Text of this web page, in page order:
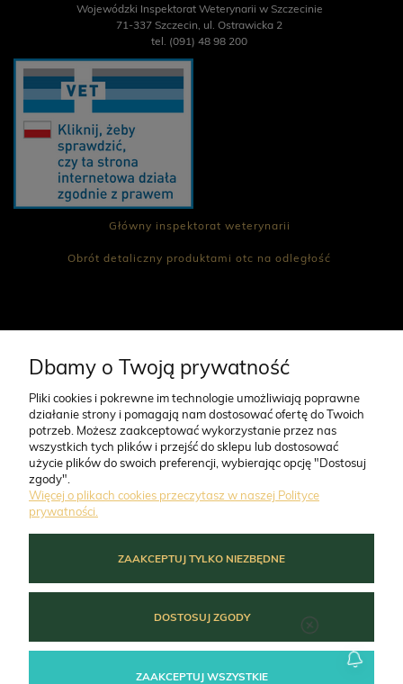
Wojewódzki Inspektorat Weterynarii w Szczecinie
71-337 Szczecin, ul. Ostrawicka 2
tel. (091) 48 98 200
Główny inspektorat weterynarii
Obrót detaliczny produktami otc na odległość
CO NAS WYRÓŻNIA
O FIRMIE
MOJE KONTO
Dbamy o Twoją prywatność
Pliki cookies i pokrewne im technologie umożliwiają poprawne
działanie strony i pomagają nam dostosować ofertę do Twoich
potrzeb. Możesz zaakceptować wykorzystanie przez nas
wszystkich tych plików i przejść do sklepu lub dostosować
użycie plików do swoich preferencji, wybierając opcję "Dostosuj
zgody".
Więcej o plikach cookies przeczytasz w naszej Polityce
prywatności.
ZAAKCEPTUJ TYLKO NIEZBĘDNE
DOSTOSUJ ZGODY
ZAAKCEPTUJ WSZYSTKIE